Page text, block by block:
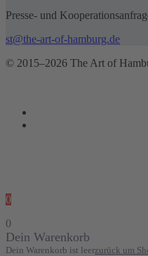
Presse- und
st@the-art-of-hamburg.de
© 2015–2026 The Art of
0
0
Dein Warenkorb
Dein Warenkorb ist leerzurück um